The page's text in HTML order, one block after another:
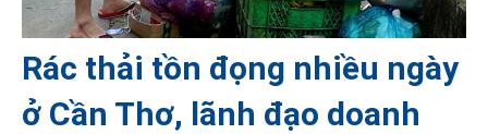
Rác thải tồn đọng nhiều ngày
ở Cần Thơ, lãnh đạo doanh